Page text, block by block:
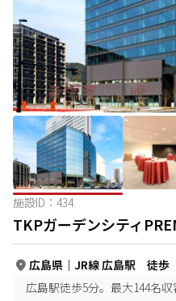
施設ID： 434
TKPガーデンシティ
広島県 ｜ JR線 広島駅 徒
広島駅徒歩5分。最大144名